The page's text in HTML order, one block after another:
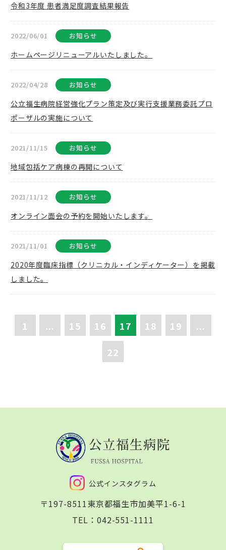
令和3年度 患者満足度調査結果報告
2022/06/01 お知らせ
ホームページリニューアルいたしました。
2022/04/28 お知らせ
公立福生病院経営強化プラン策定及び実行支援業務委託プロ
ポーザルの実施について
2021/11/15 お知らせ
地域包括ケア病棟の再開について
2021/11/12 お知らせ
オンライン面会の予約を開始いたします。
2021/11/01 お知らせ
2020年度臨床指標（クリニカル・インディケーター）を掲載
しました。
1 ... 15 16 17 18 19
...
22
公式インスタグラム
〒197-8511東京都福生市加美平1-6-1
TEL： 042-551-1111